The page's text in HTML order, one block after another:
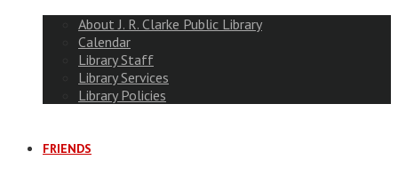
About J. R. Clarke Public Library
Calendar
Library Staff
Library Services
Library Policies
FRIENDS